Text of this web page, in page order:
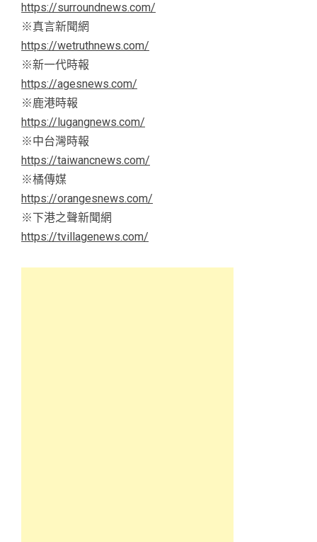
https://surroundnews.com/
※真言新聞網
https://wetruthnews.com/
※新一代時報
https://agesnews.com/
※鹿港時報
https://lugangnews.com/
※中台灣時報
https://taiwancnews.com/
※橘傳媒
https://orangesnews.com/
※下港之聲新聞網
https://tvillagenews.com/